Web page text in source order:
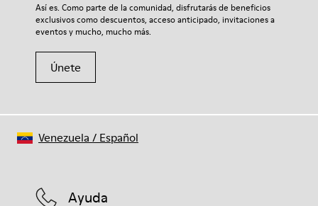
Así es. Como parte de la comunidad, disfrutarás de beneficios
exclusivos como descuentos, acceso anticipado, invitaciones a
eventos y mucho, mucho más.
Únete
Ayuda
Venezuela / Español